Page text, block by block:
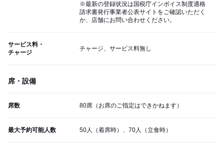
※最新の登録状況は国税庁インボイス制度適格
請求書発行事業者公表サイトをご確認いただく
か、店舗にお問い合わせください。
サービス料・
チャージ
チャージ、サービス料無し
席・設備
席数 80席（お席のご指定はできかねます）
最大予約可能人数 50人（着席時）、70人（立食時）